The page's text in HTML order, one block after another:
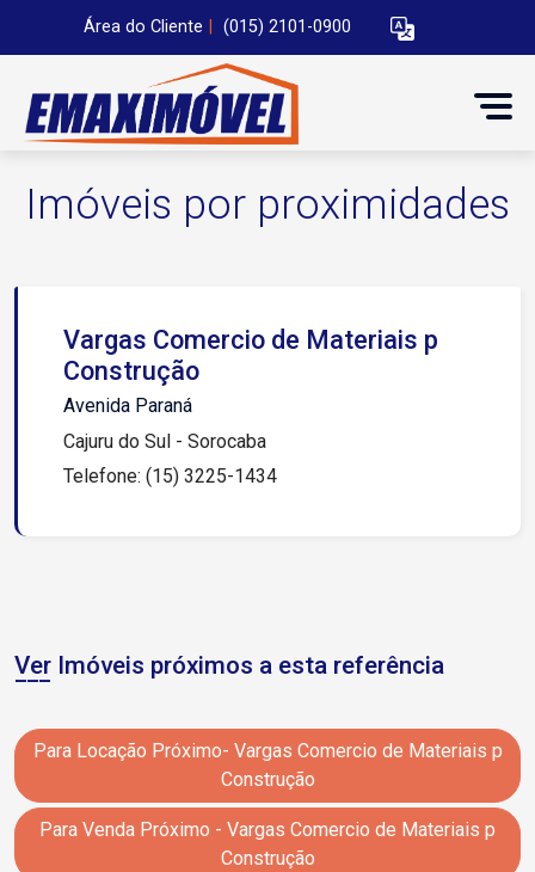
Área do Cliente (015) 2101-0900
Imóveis por proximidades
Vargas Comercio de Materiais p
Construção
Avenida Paraná
Cajuru do Sul - Sorocaba
Telefone: (15) 3225-1434
Ver Imóveis próximos a esta referência
Para Locação Próximo- Vargas Comercio de Materiais p
Construção
Para Venda Próximo - Vargas Comercio de Materiais p
Construção